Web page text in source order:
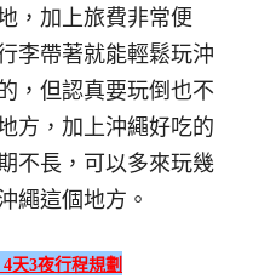
，加上旅費非常便
李帶著就能輕鬆玩沖
，但認真要玩倒也不
方，加上沖繩好吃的
不長，可以多來玩幾
繩這個地方。
4天3夜行程規劃